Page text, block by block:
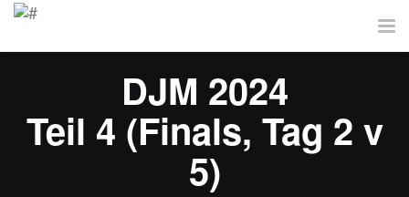
DJM 2024
Teil 4 (Finals, Tag 2 v
5)